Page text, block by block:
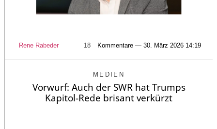
Rene Rabeder 18 Kommentare — 30. März 2026 14:19
MEDIEN
Vorwurf: Auch der SWR hat Trumps
Kapitol-Rede brisant verkürzt